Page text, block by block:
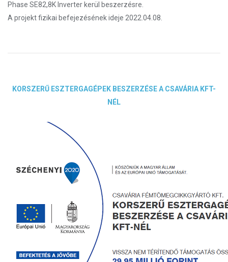
Phase SE82,8K Inverter kerül beszerzésre.
A projekt fizikai befejezésének ideje 2022.04.08.
KORSZERŰ ESZTERGAGÉPEK BESZERZÉSE A CSAVÁRIA KFT-
NÉL